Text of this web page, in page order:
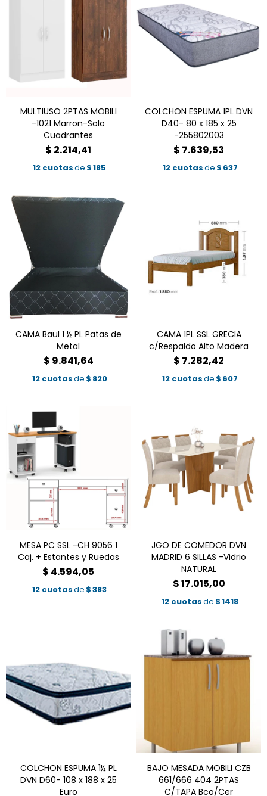
MULTIUSO 2PTAS MOBILI
-1021 Marron-Solo
Cuadrantes
$ 2.214,41
12 cuotasde $185
COLCHON ESPUMA 1PL DVN
D40- 80 x 185 x 25
-255802003
$ 7.639,53
12 cuotasde $ 637
CAMA Baul 1 ½ PL Patas de
Metal
$ 9.841,64
12 cuotasde $ 820
CAMA 1PL SSL GRECIA
c/Respaldo Alto Madera
$ 7.282,42
12 cuotasde $ 607
MESA PC SSL -CH 9056 1
Caj. + Estantes y Ruedas
$ 4.594,05
12 cuotasde $383
JGO DE COMEDOR DVN
MADRID 6 SILLAS -Vidrio
NATURAL
$17.015,00
12 cuotasde $1418
COLCHON ESPUMA 1½ PL
DVN D60- 108 x 188 x 25
Euro
BAJO MESADA MOBILI CZB
661/666 404 2PTAS
C/TAPA Bco/Cer